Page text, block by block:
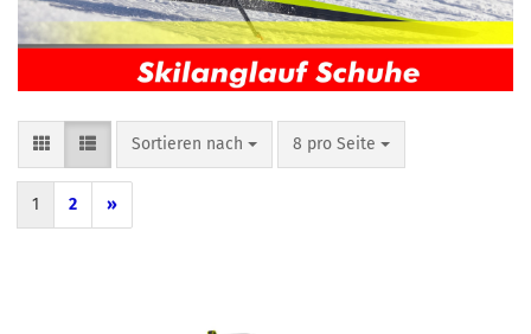
Sortieren nach
Sortieren nach 8 pro Seite
pro Seite
1 2 »